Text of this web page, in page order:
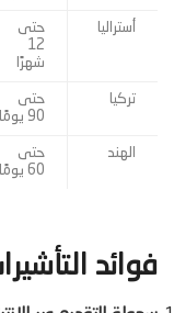
أستراليا
حتى
12
شهرًا
تركيا
حتى
90 يومًا
الهند
حتى
60 يومًا
فوائد